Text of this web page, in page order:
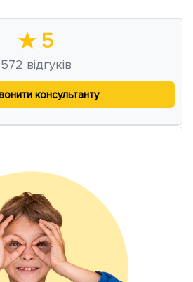
★ 5
572 відгуків
консультанту